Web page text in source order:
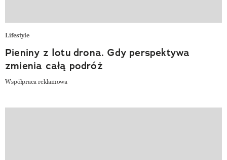
Lifestyle
Pieniny z lotu drona. Gdy perspektywa
zmienia całą podróż
Współpraca reklamowa